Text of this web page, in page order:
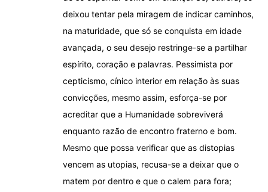
deixou tentar pela miragem de indicar caminhos,
na maturidade, que só se conquista em idade
avançada, o seu desejo restringe-se a partilhar
espírito, coração e palavras. Pessimista por
cepticismo, cínico interior em relação às suas
convicções, mesmo assim, esforça-se por
acreditar que a Humanidade sobreviverá
enquanto razão de encontro fraterno e bom.
Mesmo que possa verificar que as distopias
vencem as utopias, recusa-se a deixar que o
matem por dentro e que o calem para fora;